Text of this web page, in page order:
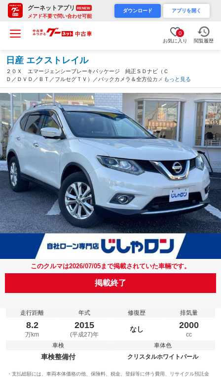
グーネットアプリ RENEW
メアド不要で問い合わせ可能
ダウンロード アプリを開く
0
お気に入り 閲覧履歴
日産 エクストレイル
２０Ｘ エマージェンシーブレーキパッケージ 純正ＳＤナビ（Ｃ
Ｄ／ＤＶＤ／ＢＴ／フルセグＴＶ）／バックカメラ＆全方位カメラ
／エマージェンシーブレーキ／車線逸脱警報／ブラインドスポット
モニター／クルーズコントロール／革巻きステアリング（徳島県）
もっと見る
このクルマは2026/07/05まで掲載されていた車輛です。
掲載終了
走行距離
8.2
万km
年式
2015
(平成27)年
修復歴
なし
排気量
2000
cc
車検
車検整備付
車体色
クリスタルホワイトパール
支払総額には、車両本体価格の他、保険料、税金、登録等に伴う費用、リサイクル預託金